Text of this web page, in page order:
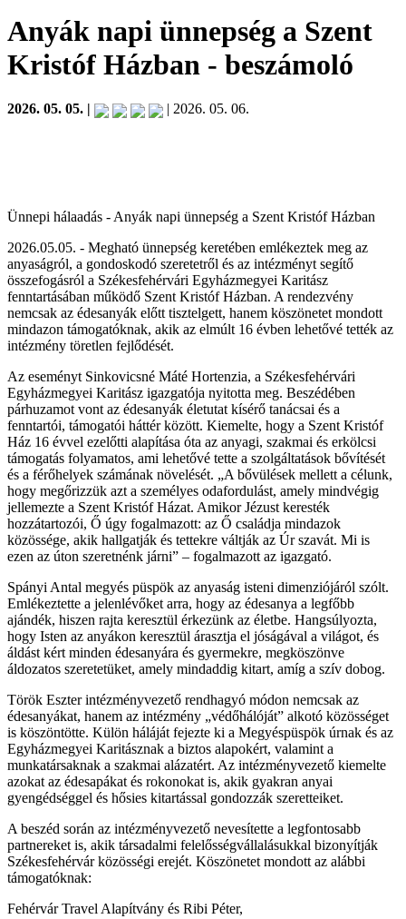
Anyák napi ünnepség a Szent
Kristóf Házban - beszámoló
2026. 05. 05. | | 2026. 05. 06.
Ünnepi hálaadás - Anyák napi ünnepség a Szent Kristóf Házban
2026.05.05. - Megható ünnepség keretében emlékeztek meg az
anyaságról, a gondoskodó szeretetről és az intézményt segítő
összefogásról a Székesfehérvári Egyházmegyei Karitász
fenntartásában működő Szent Kristóf Házban. A rendezvény
nemcsak az édesanyák előtt tisztelgett, hanem köszönetet mondott
mindazon támogatóknak, akik az elmúlt 16 évben lehetővé tették az
intézmény töretlen fejlődését.
Az eseményt Sinkovicsné Máté Hortenzia, a Székesfehérvári
Egyházmegyei Karitász igazgatója nyitotta meg. Beszédében
párhuzamot vont az édesanyák életutat kísérő tanácsai és a
fenntartói, támogatói háttér között. Kiemelte, hogy a Szent Kristóf
Ház 16 évvel ezelőtti alapítása óta az anyagi, szakmai és erkölcsi
támogatás folyamatos, ami lehetővé tette a szolgáltatások bővítését
és a férőhelyek számának növelését. „A bővülések mellett a célunk,
hogy megőrizzük azt a személyes odafordulást, amely mindvégig
jellemezte a Szent Kristóf Házat. Amikor Jézust keresték
hozzátartozói, Ő úgy fogalmazott: az Ő családja mindazok
közössége, akik hallgatják és tettekre váltják az Úr szavát. Mi is
ezen az úton szeretnénk járni” – fogalmazott az igazgató.
Spányi Antal megyés püspök az anyaság isteni dimenziójáról szólt.
Emlékeztette a jelenlévőket arra, hogy az édesanya a legfőbb
ajándék, hiszen rajta keresztül érkezünk az életbe. Hangsúlyozta,
hogy Isten az anyákon keresztül árasztja el jóságával a világot, és
áldást kért minden édesanyára és gyermekre, megköszönve
áldozatos szeretetüket, amely mindaddig kitart, amíg a szív dobog.
Török Eszter intézményvezető rendhagyó módon nemcsak az
édesanyákat, hanem az intézmény „védőhálóját” alkotó közösséget
is köszöntötte. Külön háláját fejezte ki a Megyéspüspök úrnak és az
Egyházmegyei Karitásznak a biztos alapokért, valamint a
munkatársaknak a szakmai alázatért. Az intézményvezető kiemelte
azokat az édesapákat és rokonokat is, akik gyakran anyai
gyengédséggel és hősies kitartással gondozzák szeretteiket.
A beszéd során az intézményvezető nevesítette a legfontosabb
partnereket is, akik társadalmi felelősségvállalásukkal bizonyítják
Székesfehérvár közösségi erejét. Köszönetet mondott az alábbi
támogatóknak:
Fehérvár Travel Alapítvány és Ribi Péter,